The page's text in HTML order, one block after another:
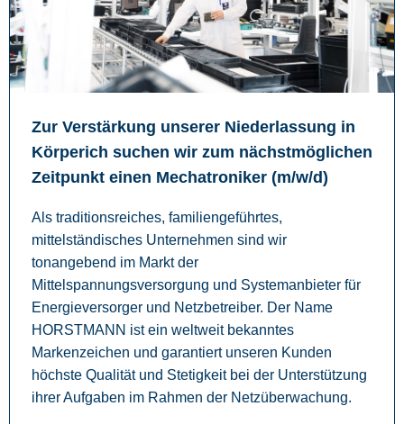
Zur Verstärkung unserer Niederlassung in
Körperich suchen wir zum nächstmöglichen
Zeitpunkt einen Mechatroniker (m/w/d)
Als traditionsreiches, familiengeführtes,
mittelständisches Unternehmen sind wir
tonangebend im Markt der
Mittelspannungsversorgung und Systemanbieter für
Energieversorger und Netzbetreiber. Der Name
HORSTMANN ist ein weltweit bekanntes
Markenzeichen und garantiert unseren Kunden
höchste Qualität und Stetigkeit bei der Unterstützung
ihrer Aufgaben im Rahmen der Netzüberwachung.